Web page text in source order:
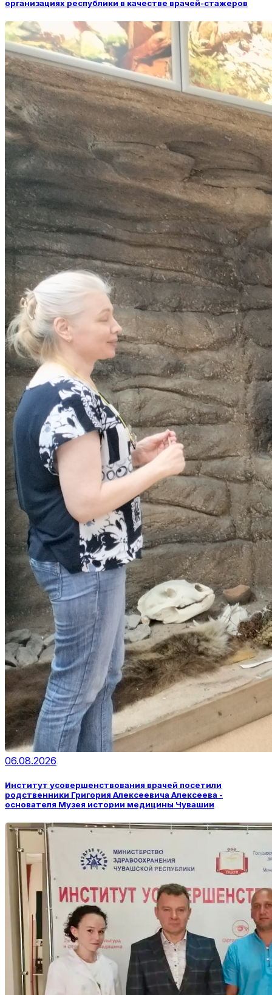
организациях республики в качестве врачей-стажеров
06.08.2026
Институт усовершенствования врачей посетили
родственники Григория Алексеевича Алексеева -
основателя Музея истории медицины Чувашии